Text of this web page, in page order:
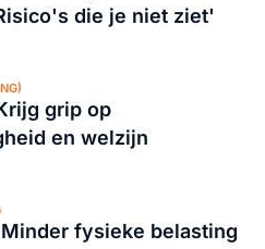
die je niet ziet'
grip op
en welzijn
fysieke belasting